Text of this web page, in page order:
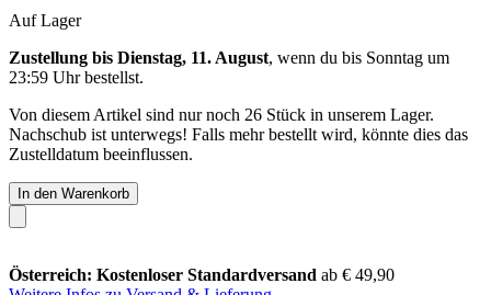
Auf Lager
Zustellung bis Dienstag, 11. August, wenn du bis Sonntag um
23:59 Uhrbestellst.
Von diesem Artikel sind nur noch 26 Stück in unserem Lager.
Nachschub ist unterwegs! Falls mehr bestellt wird, könnte dies das
Zustelldatum beeinflussen.
In den Warenkorb
Österreich: Kostenloser Standardversand ab € 49,90